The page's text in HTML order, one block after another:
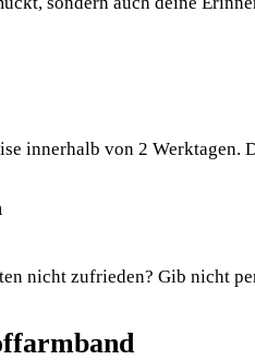
innerhalb von 2 Werktagen.
nicht zufrieden? Gib nicht